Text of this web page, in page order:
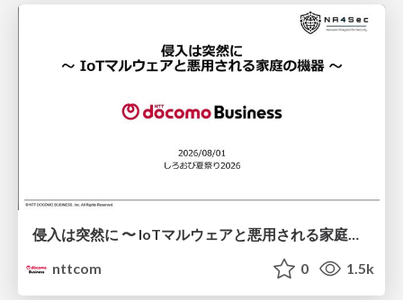
侵入は突然に 〜 IoTマルウェアと悪用される家庭の機器 ～ / When Intrusion Strikes: IoT Malware and the Abuse of Home Devices
nttcom
0 1.5k